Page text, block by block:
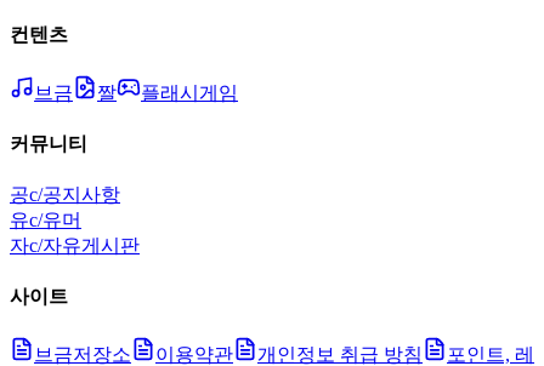
컨텐츠
브금 짤 플래시게임
커뮤니티
공c/공지사항
유c/유머
자c/자유게시판
사이트
브금저장소 이용약관 개인정보 취급 방침
포인트, 레